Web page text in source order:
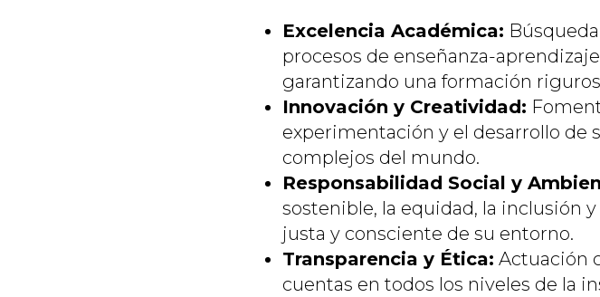
Excelencia Académica:
procesos de enseñanza-
garantizando una formación
Innovación y Creatividad:
experimentación y el desarrollo de
complejos del mundo.
Responsabilidad Social y
sostenible, la equidad, la inclusión
justa y consciente de su entorno.
Transparencia y Ética: Actuación
cuentas en todos los niveles de la